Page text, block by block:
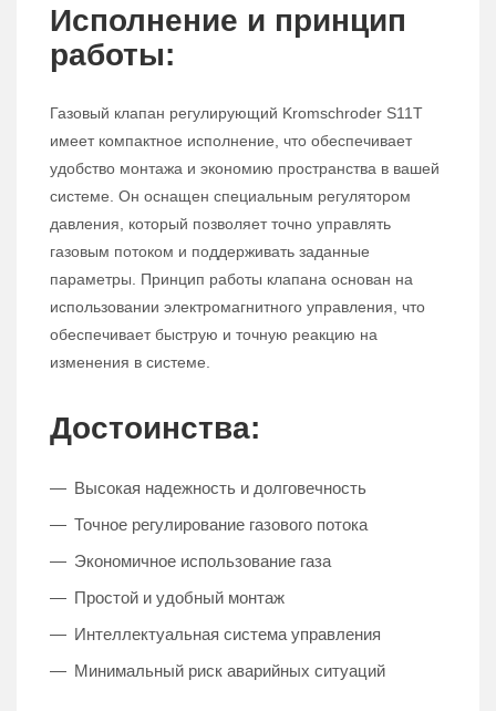
Исполнение и принцип
работы:
Газовый клапан регулирующий Kromschroder S11T
имеет компактное исполнение, что обеспечивает
удобство монтажа и экономию пространства в вашей
системе. Он оснащен специальным регулятором
давления, который позволяет точно управлять
газовым потоком и поддерживать заданные
параметры. Принцип работы клапана основан на
использовании электромагнитного управления, что
обеспечивает быструю и точную реакцию на
изменения в системе.
Достоинства:
Высокая надежность и долговечность
Точное регулирование газового потока
Экономичное использование газа
Простой и удобный монтаж
Интеллектуальная система управления
Минимальный риск аварийных ситуаций